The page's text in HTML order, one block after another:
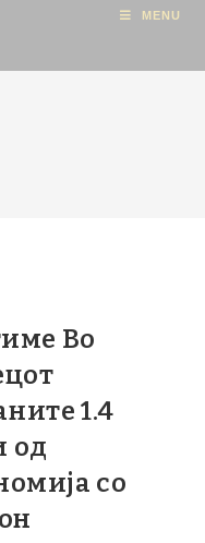
MENU
Во
1.4
од
со